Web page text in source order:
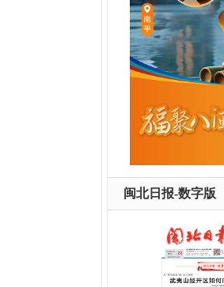
闽北日报-数字版